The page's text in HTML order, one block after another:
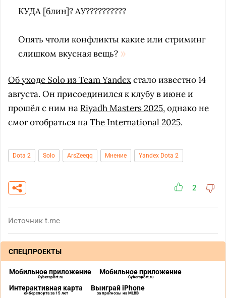
КУДА [блин]? АУ??????????
Опять чтоли конфликты какие или стриминг
слишком вкусная вещь?
Об уходе Solo из Team Yandexстало известно 14
августа. Он присоединился к клубу в июне и
прошёл с ним на Riyadh Masters 2025, однако не
смог отобраться наThe International 2025.
Dota 2 Solo ArsZeeqq Мнение Yandex Dota 2
2
Источник t.me
СПЕЦПРОЕКТЫ
Мобильное приложение
Cybersport.ru
Мобильное приложение
Cybersport.ru
Интерактивная карта
киберспорта за 15 лет
Выиграй iPhone
за прогнозы на MLBB